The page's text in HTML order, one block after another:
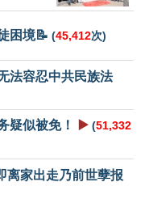
困境📝 (45,412次)
法容忍中共民族法
疑似被免！ ▶️ (51,332
离家出走乃前世孽报